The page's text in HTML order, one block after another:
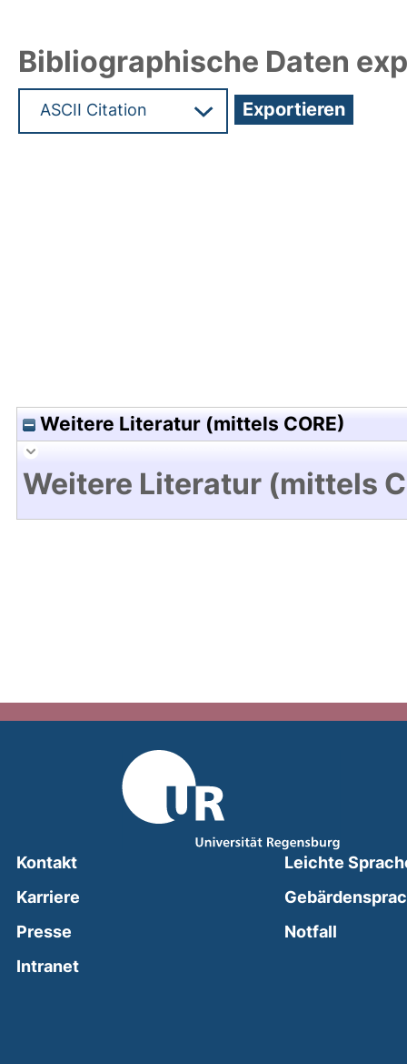
Bibliographische Daten
Weitere Literatur (mittels CORE)
Weitere Literatur (mittels
Kontakt
Karriere
Presse
Intranet(external link, opens in a new window)
Leichte
Notfall